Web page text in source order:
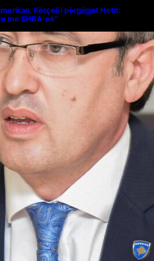
Kërçeli i përgjigjet Hotit:
me SHBA-në”